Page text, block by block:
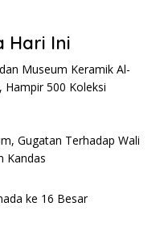
Hari Ini
Museum Keramik Al-
Hampir 500 Koleksi
Gugatan Terhadap Wali
Kandas
ke 16 Besar